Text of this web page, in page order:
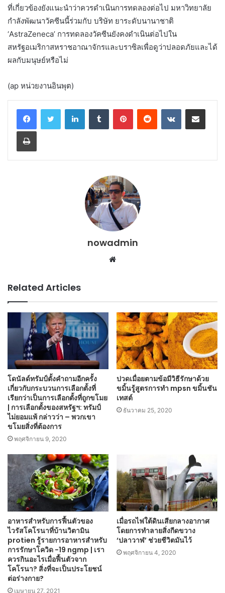
ที่เกี่ยวข้องยังแนะนำว่าควรดำเนินการทดลองต่อไป มหาวิทยาลัย
กำลังพัฒนาวัคซีนนี้ร่วมกับ บริษัท ยาระดับนานาชาติ
‘AstraZeneca’ การทดลองวัคซีนยังคงดำเนินต่อไปใน
สหรัฐอเมริกาสหราชอาณาจักรและบราซิลเพื่อดูว่าปลอดภัยและได้
ผลกับมนุษย์หรือไม่
(ap หน่วยงานอินพุต)
LinkedInTumblr PinterestReddit VKontakteShare via Email
Print
nowadmin
Website
Related Articles
โดนัลด์ทรัมป์ตั้งคำถามอีกครั้ง
เกี่ยวกับกระบวนการเลือกตั้งที่
เรียกว่าเป็นการเลือกตั้งที่ถูกขโมย
| การเลือกตั้งของสหรัฐฯ: ทรัมป์
ไม่ยอมแพ้ กล่าวว่า – พวกเขา
ขโมยสิ่งที่ต้องการ
พฤศจิกายน 9, 2020
ปวดเมื่อยตามข้อมีวิธีรักษาด้วย
ขมิ้นรู้สูตรการทำ mpsn ขมิ้นชัน
เทสต์
ธันวาคม 25, 2020
อาหารสำหรับการฟื้นตัวของ
ไวรัสโคโรนาที่บ้านวิตามิน
protien รู้รายการอาหารสำหรับ
การรักษาโควิด -19 ngmp | เรา
ควรกินอะไรเมื่อฟื้นตัวจาก
โคโรนา? สิ่งที่จะเป็นประโยชน์
ต่อร่างกาย?
เมษายน 27, 2021
เมื่อรถไฟใต้ดินเสียกลางอากาศ
โดยการทำลายสิ่งกีดขวาง
‘ปลาวาฬ’ ช่วยชีวิตมันไว้
พฤศจิกายน 4, 2020